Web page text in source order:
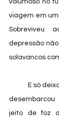
volumoso no
viagem em
Sobreviveu
depressão
solavancos
jeito de foz